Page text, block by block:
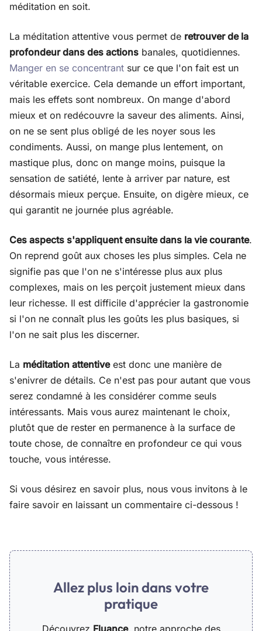
méditation en soit.
La méditation attentive vous permet de retrouver de la
profondeur dans des actions banales, quotidiennes.
Manger en se concentrant sur ce que l'on fait est un
véritable exercice. Cela demande un effort important,
mais les effets sont nombreux. On mange d'abord
mieux et on redécouvre la saveur des aliments. Ainsi,
on ne se sent plus obligé de les noyer sous les
condiments. Aussi, on mange plus lentement, on
mastique plus, donc on mange moins, puisque la
sensation de satiété, lente à arriver par nature, est
désormais mieux perçue. Ensuite, on digère mieux, ce
qui garantit ne journée plus agréable.
Ces aspects s'appliquent ensuite dans la vie courante.
On reprend goût aux choses les plus simples. Cela ne
signifie pas que l'on ne s'intéresse plus aux plus
complexes, mais on les perçoit justement mieux dans
leur richesse. Il est difficile d'apprécier la gastronomie
si l'on ne connaît plus les goûts les plus basiques, si
l'on ne sait plus les discerner.
La méditation attentiveest donc une manière de
s'enivrer de détails. Ce n'est pas pour autant que vous
serez condamné à les considérer comme seuls
intéressants. Mais vous aurez maintenant le choix,
plutôt que de rester en permanence à la surface de
toute chose, de connaître en profondeur ce qui vous
touche, vous intéresse.
Si vous désirez en savoir plus, nous vous invitons à le
faire savoir en laissant un commentaire ci-dessous !
Allez plus loin dans votre
pratique